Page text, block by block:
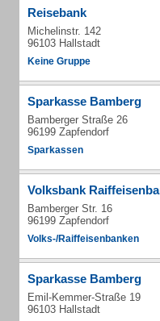
Reisebank
Michelinstr. 142
96103 Hallstadt
Keine Gruppe
Sparkasse Bamberg
Bamberger Straße 26
96199 Zapfendorf
Sparkassen
Volksbank
Bamberger Str. 16
96199 Zapfendorf
Volks-/Raiffeisenbanken
Sparkasse Bamberg
Emil-Kemmer-Straße 19
96103 Hallstadt